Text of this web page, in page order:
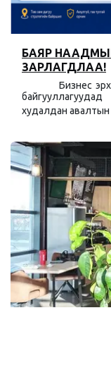
БАЯР
ЗАРЛАГДЛАА!
​​Бизнес
худалдан авалтын